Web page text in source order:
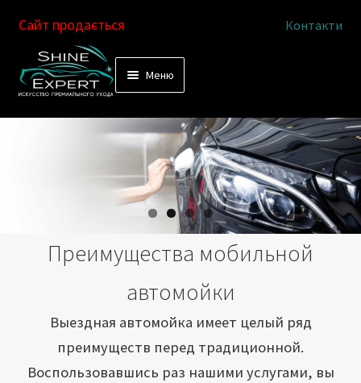
Перейти
к
Перейти
к
Сайт продається Контакти
Меню
Выездная автомойка
Химчистка салона
Подетальная химчистка
Как это работает
Преимущества мобильной
автомойки
Выездная автомойка имеет целый ряд
преимуществ перед традиционной.
Воспользовавшись раз нашими услугами, вы